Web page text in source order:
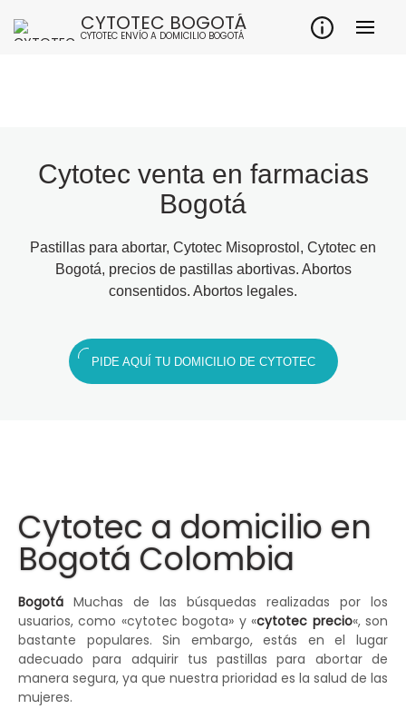
CYTOTEC BOGOTÁ
CYTOTEC ENVÍO A DOMICILIO BOGOTÁ
Cytotec venta en farmacias
Bogotá
Pastillas para abortar, Cytotec Misoprostol, Cytotec en
Bogotá, precios de pastillas abortivas. Abortos
consentidos. Abortos legales.
PIDE AQUÍ TU DOMICILIO DE CYTOTEC
Cytotec a domicilio en
Bogotá Colombia
Bogotá Muchas de las búsquedas realizadas por los
usuarios, como «cytotec bogota» y «cytotec precio«, son
bastante populares. Sin embargo, estás en el lugar
adecuado para adquirir tus pastillas para abortar de
manera segura, ya que nuestra prioridad es la salud de las
mujeres.